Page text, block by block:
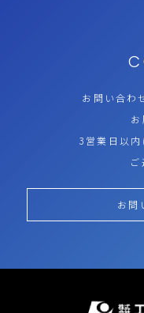
お問い合わ
お
3営業日以内
ご
お問